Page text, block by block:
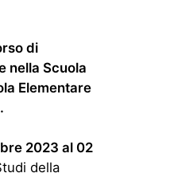
di
nella Scuola
Elementare
2023 al 02
della